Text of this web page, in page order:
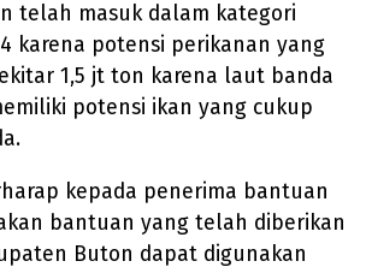
telah masuk dalam kategori
karena potensi perikanan yang
1,5 jt ton karena laut banda
potensi ikan yang cukup
kepada penerima bantuan
bantuan yang telah diberikan
Buton dapat digunakan